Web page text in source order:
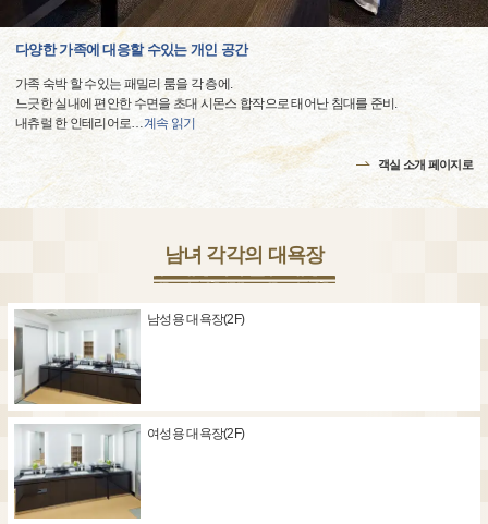
다양한 가족에 대응할 수있는 개인 공간
가족 숙박 할 수있는 패밀리 룸을 각 층에.
느긋한 실내에 편안한 수면을 초대 시몬스 합작으로 태어난 침대를 준비.
내츄럴 한 인테리어로…계속 읽기
객실 소개 페이지로
남녀 각각의 대욕장
남성용 대욕장(2F)
여성용 대욕장(2F)